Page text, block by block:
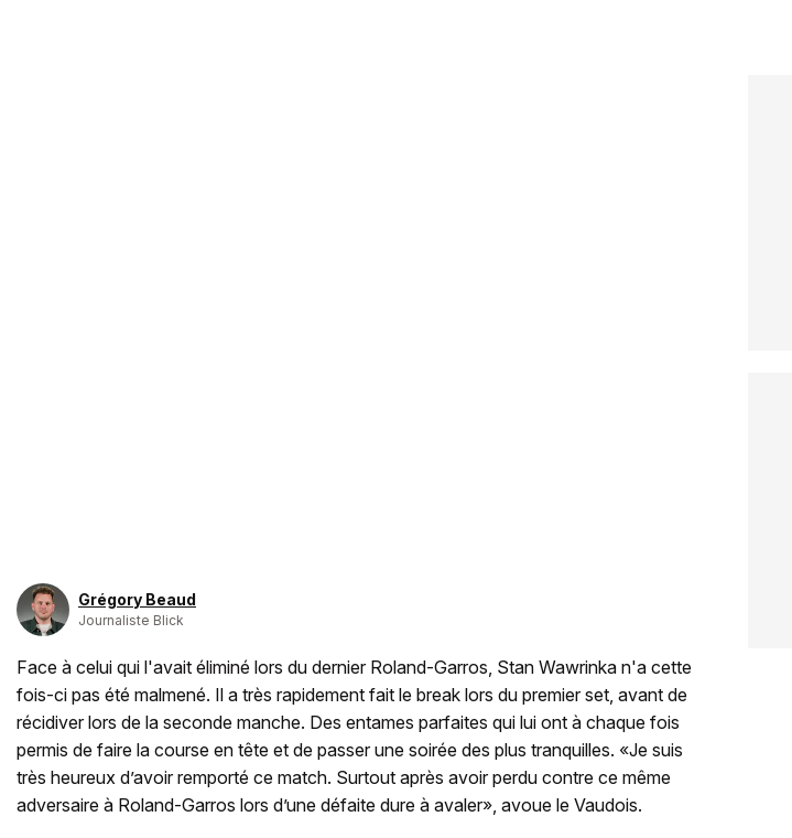
Grégory Beaud
Journaliste Blick
Face à celui qui l'avait éliminé lors du dernier Roland-Garros, Stan Wawrinka n'a cette
fois-ci pas été malmené. Il a très rapidement fait le break lors du premier set, avant de
récidiver lors de la seconde manche. Des entames parfaites qui lui ont à chaque fois
permis de faire la course en tête et de passer une soirée des plus tranquilles. «Je suis
très heureux d’avoir remporté ce match. Surtout après avoir perdu contre ce même
adversaire à Roland-Garros lors d’une défaite dure à avaler», avoue le Vaudois.